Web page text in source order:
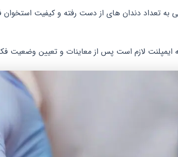
ایمپلنت لازم است پس از معاینات و تعیین